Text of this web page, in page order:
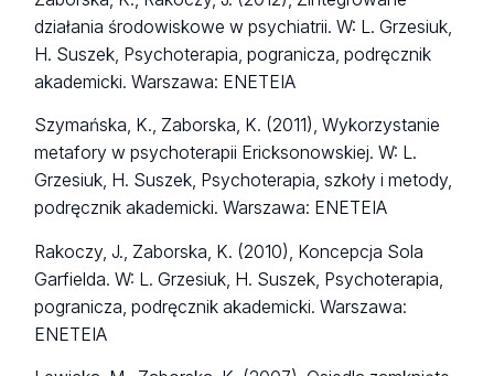
działania środowiskowe w psychiatrii. W: L. Grzesiuk,
H. Suszek, Psychoterapia, pogranicza, podręcznik
akademicki. Warszawa: ENETEIA
Szymańska, K., Zaborska, K. (2011), Wykorzystanie
metafory w psychoterapii Ericksonowskiej. W: L.
Grzesiuk, H. Suszek, Psychoterapia, szkoły i metody,
podręcznik akademicki. Warszawa: ENETEIA
Rakoczy, J., Zaborska, K. (2010), Koncepcja Sola
Garfielda. W: L. Grzesiuk, H. Suszek, Psychoterapia,
pogranicza, podręcznik akademicki. Warszawa:
ENETEIA